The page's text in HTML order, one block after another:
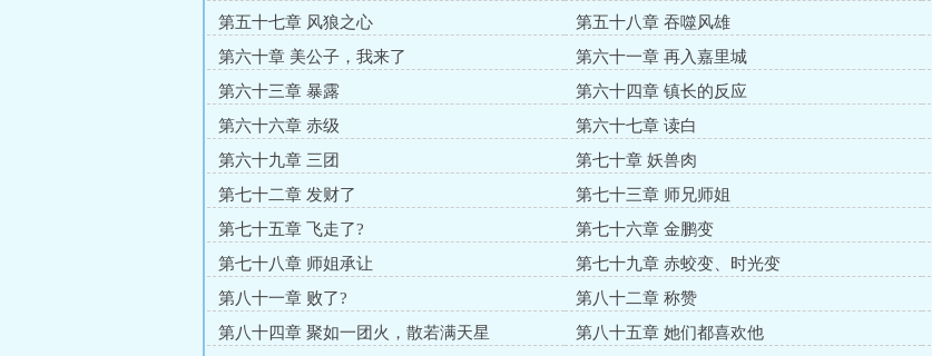
第五十七章 风狼之心
第五十八章 吞噬风雄
第六十章 美公子，我来了
第六十一章 再入嘉里城
第六十三章 暴露
第六十四章 镇长的反应
第六十六章 赤级
第六十七章 读白
第六十九章 三团
第七十章 妖兽肉
第七十二章 发财了
第七十三章 师兄师姐
第七十五章 飞走了?
第七十六章 金鹏变
第七十八章 师姐承让
第七十九章 赤蛟变、时光变
第八十一章 败了?
第八十二章 称赞
第八十四章 聚如一团火，散若满天星
第八十五章 她们都喜欢他